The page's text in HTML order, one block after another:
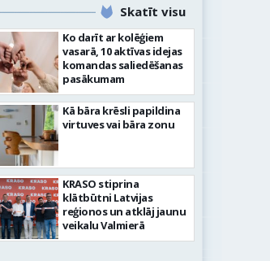
Skatīt visu
Ko darīt ar kolēģiem
vasarā, 10 aktīvas idejas
komandas saliedēšanas
pasākumam
Kā bāra krēsli papildina
virtuves vai bāra zonu
KRASO stiprina
klātbūtni Latvijas
reģionos un atklāj jaunu
veikalu Valmierā